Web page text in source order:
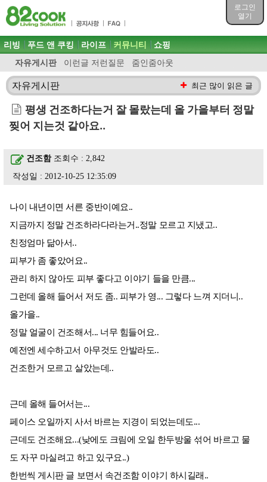
로그인
열기
목차
주메뉴 바로가기
컨텐츠 바로가기
검색 바로가기
로그인 바로가기
주메뉴
리빙 푸드 앤 쿠킹 라이프 커뮤니티
자유게시판 이런글 저런질문 줌인줌아웃
쇼핑
자유게시판 최근 많이 읽은 글
평생 건조하다는거 잘 몰랐는데 올 가을부터 정말
찢어 지는것 같아요..
건조함조회수 : 2,842
작성일 : 2012-10-25 12:35:09
나이 내년이면 서른 중반이예요..
지금까지 정말 건조하라다라는거..정말 모르고 지냈고..
친정엄마 닮아서..
피부가 좀 좋았어요..
관리 하지 않아도 피부 좋다고 이야기 들을 만큼...
그런데 올해 들어서 저도 좀.. 피부가 영... 그렇다 느껴 지더니..
올가을..
정말 얼굴이 건조해서... 너무 힘들어요..
예전엔 세수하고서 아무것도 안발라도..
건조한거 모르고 살았는데..
근데 올해 들어서는...
페이스 오일까지 사서 바르는 지경이 되었는데도...
근데도 건조해요...(낮에도 크림에 오일 한두방울 섞어 바르고 물
도 자꾸 마실려고 하고 있구요..)
한번씩 게시판 글 보면서 속건조함 이야기 하시길래..